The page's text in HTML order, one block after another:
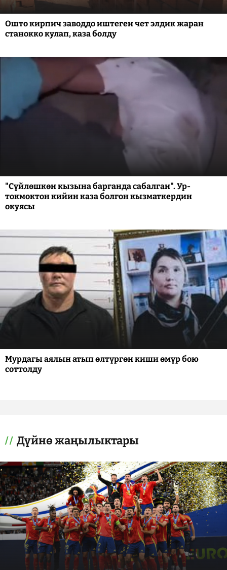
Ошто кирпич заводдо иштеген чет элдик жаран
станокко кулап, каза болду
"Сүйлөшкөн кызына барганда сабалган". Ур-
токмоктон кийин каза болгон кызматкердин
окуясы
Мурдагы аялын атып өлтүргөн киши өмүр бою
соттолду
Дүйнө жаңылыктары